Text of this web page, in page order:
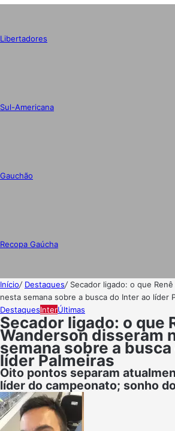
Libertadores
Sul-Americana
Gauchão
Recopa Gaúcha
Início/ Destaques/ Secador ligado: o que
nesta semana sobre a busca do Inter ao líder
DestaquesInterÚltimas
Secador ligado: o que
Wanderson disseram
semana sobre a
líder Palmeiras
Oito pontos separam
líder do campeonato; sonho